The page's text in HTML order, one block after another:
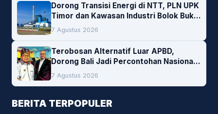
Dorong Transisi Energi di NTT, PLN UPK
Timor dan Kawasan Industri Bolok Buka
Peluang Investasi Woodchip untuk
Cofiring PLTU Bolok
7 Agustus 2026
Terobosan Alternatif Luar APBD,
Dorong Bali Jadi Percontohan Nasional
Pembiayaan Daerah
7 Agustus 2026
BERITA TERPOPULER